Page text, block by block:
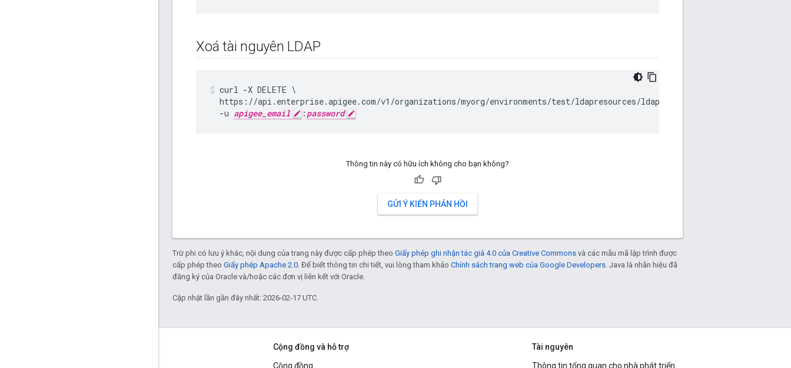
Xoá tài nguyên LDAP
curl -X DELETE \
  https://api.enterprise.apigee.com/v1/organizations/myorg/environments/test/ldapresources/ldap1 \
  -u
apigee_email : password
Thông tin này có hữu ích không cho bạn không?
GỬI Ý KIẾN PHẢN HỒI
Trừ phi có lưu ý khác, nội dung của trang này được cấp phép theo Giấy phép ghi nhận tác giả 4.0 của Creative Commons và các mẫu mã lập trình được
cấp phép theo Giấy phép Apache 2.0. Để biết thông tin chi tiết, vui lòng tham khảo Chính sách trang web của Google Developers. Java là nhãn hiệu đã
đăng ký của Oracle và/hoặc các đơn vị liên kết với Oracle.
Cập nhật lần gần đây nhất: 2026-02-17 UTC.
Cộng đồng và hỗ trợ
Cộng đồng
Tài nguyên
Thông tin tổng quan cho nhà phát triển